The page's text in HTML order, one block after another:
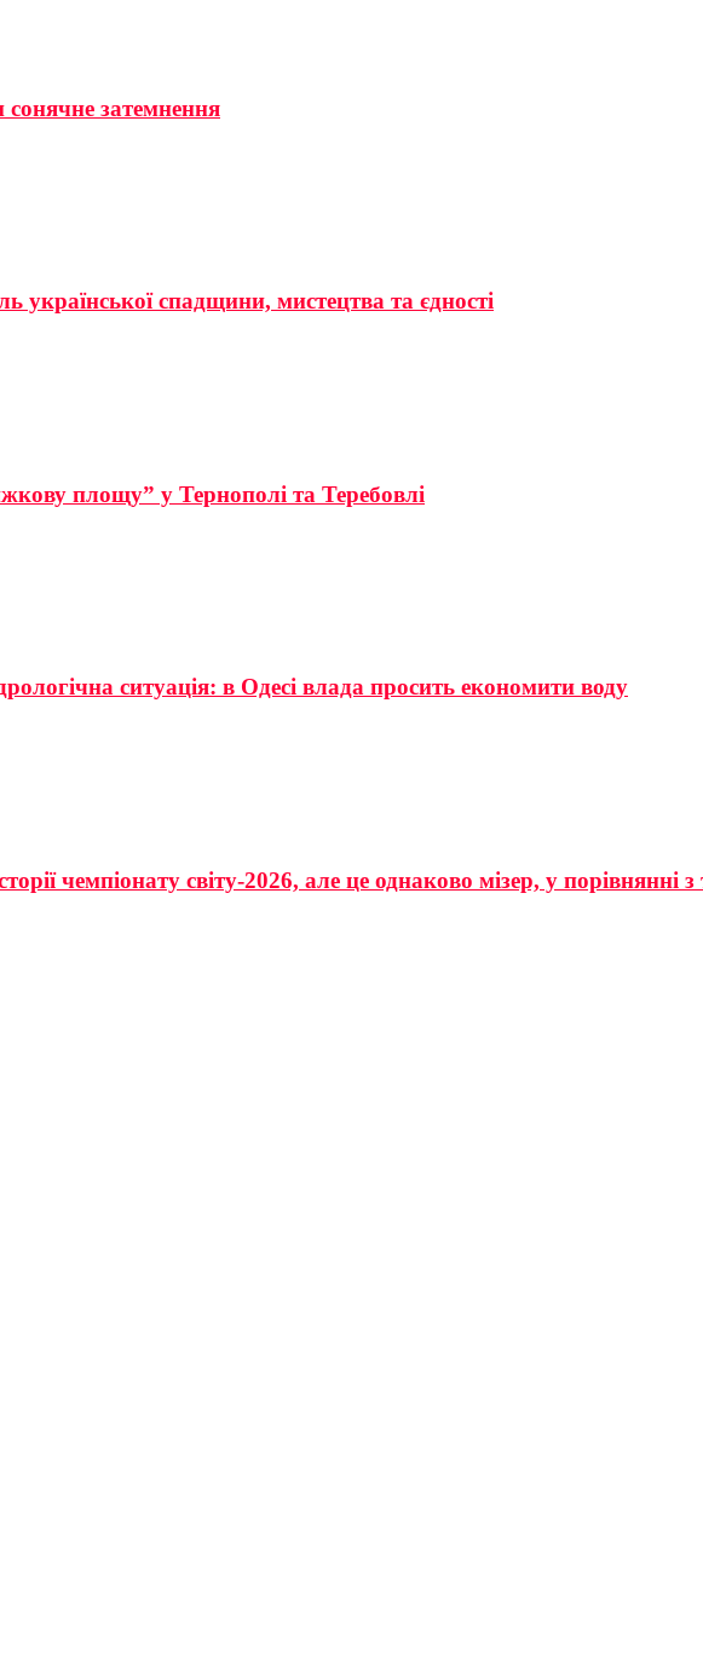
сонячне затемнення
української спадщини, мистецтва та єдності
площу” у Тернополі та Теребовлі
ситуація: в Одесі влада просить економити воду
чемпіонату світу-2026, але це однаково мізер, у